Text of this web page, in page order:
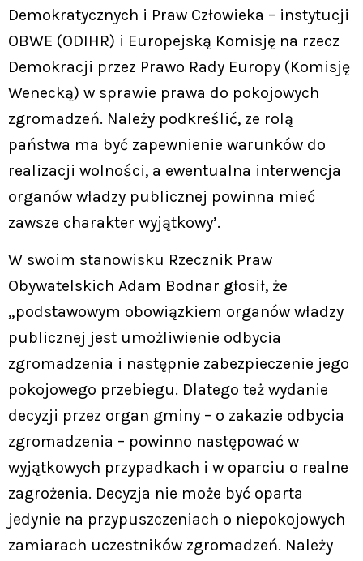
Demokratycznych i Praw Człowieka – instytucji
OBWE (ODIHR) i Europejską Komisję na rzecz
Demokracji przez Prawo Rady Europy (Komisję
Wenecką) w sprawie prawa do pokojowych
zgromadzeń. Należy podkreślić, ze rolą
państwa ma być zapewnienie warunków do
realizacji wolności, a ewentualna interwencja
organów władzy publicznej powinna mieć
zawsze charakter wyjątkowy’.
W swoim stanowisku Rzecznik Praw
Obywatelskich Adam Bodnar głosił, że
„podstawowym obowiązkiem organów władzy
publicznej jest umożliwienie odbycia
zgromadzenia i następnie zabezpieczenie jego
pokojowego przebiegu. Dlatego też wydanie
decyzji przez organ gminy – o zakazie odbycia
zgromadzenia – powinno następować w
wyjątkowych przypadkach i w oparciu o realne
zagrożenia. Decyzja nie może być oparta
jedynie na przypuszczeniach o niepokojowych
zamiarach uczestników zgromadzeń. Należy